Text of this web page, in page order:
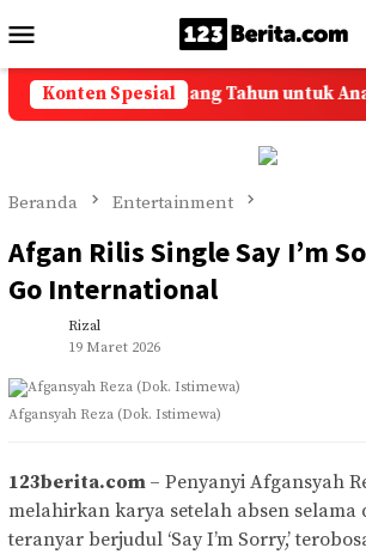
ke
kontenMobile
Konten Spesial
Selamat Ulang Tahun untuk Anak:
Beranda Entertainment
Afgan Rilis Single Say I’m
Go International
Rizal
19 Maret 2026
Afgansyah Reza (Dok. Istimewa)
123berita.com – Penyanyi Afgansyah
melahirkan karya setelah absen selama
teranyar berjudul ‘Say I’m Sorry,’